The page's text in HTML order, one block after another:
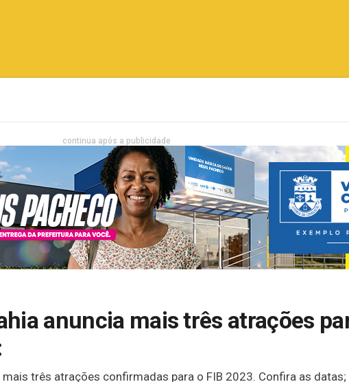
continua após a publicidade
anuncia mais três atrações
três atrações confirmadas para o FIB 2023. Confira as datas;